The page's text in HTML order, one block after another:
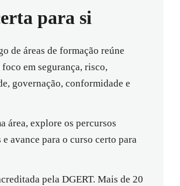
para si
de áreas de formação reúne
em segurança, risco,
governação, conformidade e
área, explore os percursos
avance para o curso certo para
pela DGERT. Mais de 20